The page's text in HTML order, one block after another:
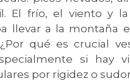
El frío, el viento y
llevar a la
qué es crucial
si hay
por rigidez o